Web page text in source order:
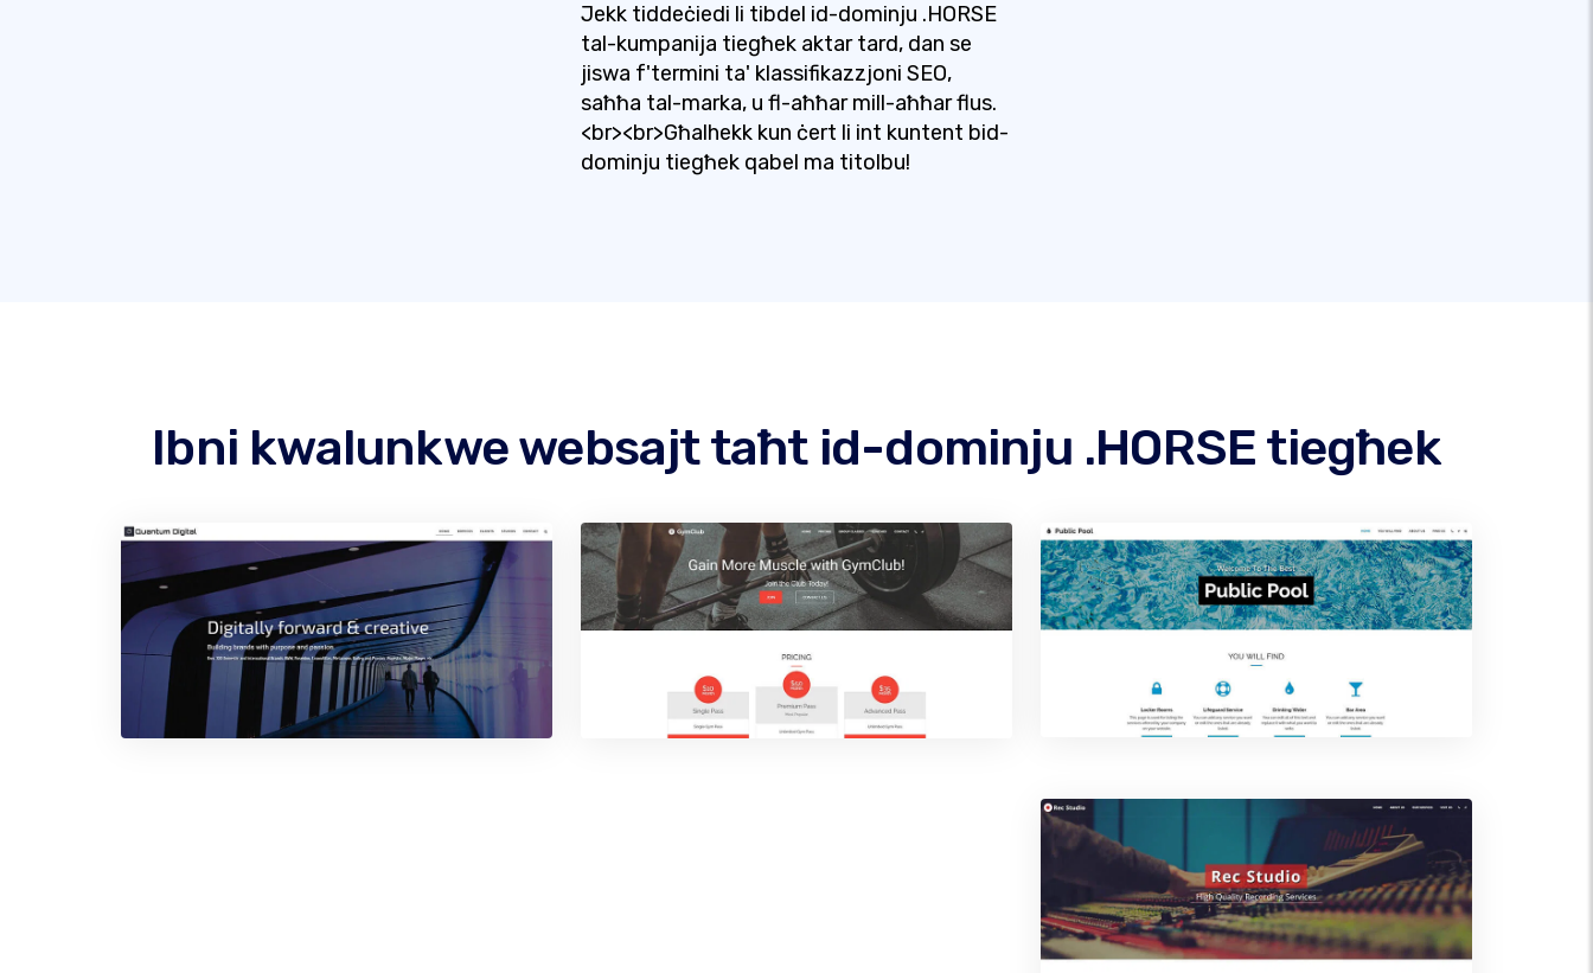
Jekk tiddeċiedi li tibdel id-dominju .HORSE
tal-kumpanija tiegħek aktar tard, dan se
jiswa f'termini ta' klassifikazzjoni SEO,
saħħa tal-marka, u fl-aħħar mill-aħħar flus.
<br><br>Għalhekk kun ċert li int kuntent bid-
dominju tiegħek qabel ma titolbu!
Ibni kwalunkwe websajt taħt id-dominju .HORSE tiegħek